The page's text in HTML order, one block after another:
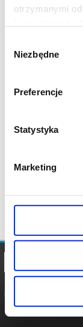
otrzymanymi
zgody
Niezbędne
Preferencje
Statystyka
Marketing